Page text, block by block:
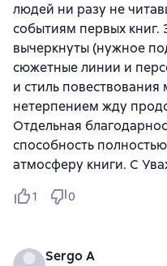
людей ни разу не
событиям первых книг.
вычеркнуты (нужное
сюжетные линии и
и стиль
нетерпением жду
Отдельная
способность
атмосферу книги. С
1 0
Sergo A